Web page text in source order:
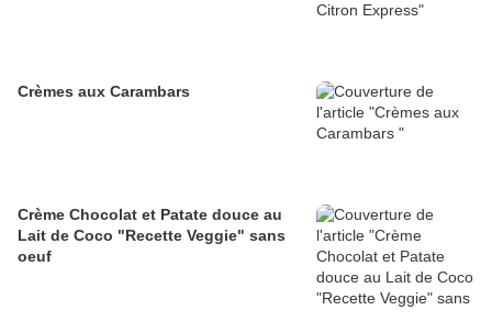
Crèmes aux Carambars
Crème Chocolat et Patate douce au
Lait de Coco "Recette Veggie" sans
oeuf